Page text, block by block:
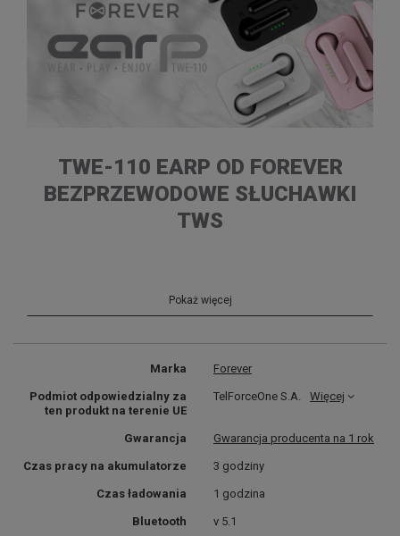
TWE-110 EARP OD FOREVER
BEZPRZEWODOWE SŁUCHAWKI
TWS
Czas pracy z użyciem etui
Automatycznewłączanie,
Pokaż więcej
Marka Forever
Podmiot odpowiedzialny za
ten produkt na terenie UE
TelForceOne S.A. Więcej
Gwarancja Gwarancja producenta na 1 rok
Czas pracy na akumulatorze 3 godziny
Czas ładowania 1 godzina
Bluetooth v 5.1